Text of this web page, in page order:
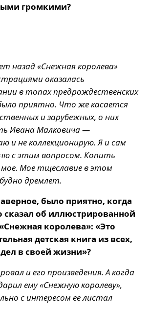
громкими?
назад «Снежная королева»
оказалась
в топах предрождественских
приятно. Что же касается
и зарубежных, о них
Ивана Малковича —
и не коллекционирую. Я и сам
с этим вопросом. Копить
Мое тщеславие в этом
дремлет.
было приятно, когда
сказал об иллюстрированной
королева»: «Это
детская книга из всех,
в своей жизни»?
и его произведения. А когда
ему «Снежную королеву»,
с интересом ее листал